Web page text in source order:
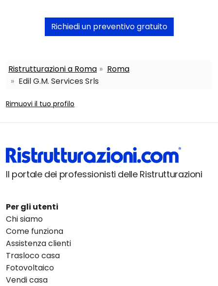
Richiedi un preventivo gratuito
Ristrutturazioni a Roma
Roma
Edil G.M. Services Srls
Rimuovi il tuo profilo
Il portale dei professionisti delle Ristrutturazioni
Per gli utenti
Chi siamo
Come funziona
Assistenza clienti
Trasloco casa
Fotovoltaico
Vendi casa